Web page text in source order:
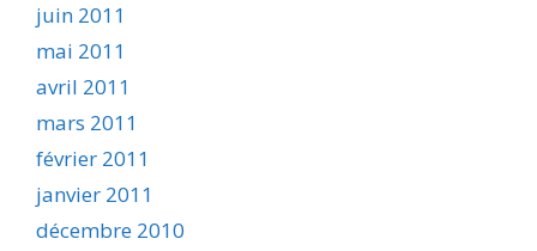
juin 2011
mai 2011
avril 2011
mars 2011
février 2011
janvier 2011
décembre 2010